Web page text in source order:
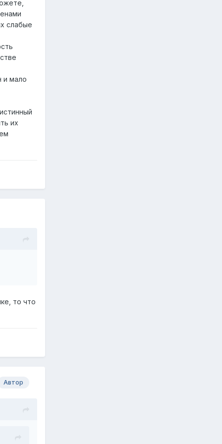
слабые
и мало
их
то что
Автор